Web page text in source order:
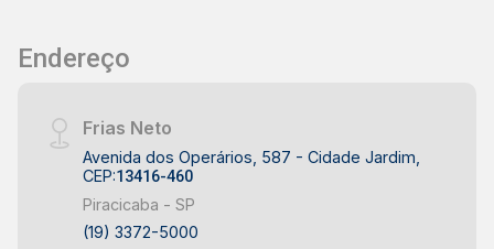
Endereço
Frias Neto
Avenida dos Operários, 587 - Cidade Jardim,
CEP:13416-460
Piracicaba - SP
(19) 3372-5000